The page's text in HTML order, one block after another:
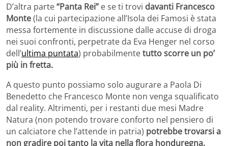
D’altra parte“Panta Rei” e se ti trovi davanti Francesco
Monte(la cui partecipazione all’Isola dei Famosi è stata
messa fortemente in discussione dalle accuse di droga
nei suoi confronti, perpetrate da Eva Henger nel corso
dell’ultima puntata) probabilmentetutto scorre un po’
più in fretta.
A questo punto possiamo solo augurare a Paola Di
Benedetto che Francesco Monte non venga squalificato
dal reality. Altrimenti, per i restanti due mesi Madre
Natura (non potendo trovare conforto nel pensiero di
un calciatore che l’attende in patria) potrebbe trovarsi a
non gradire poi tanto la vita nella flora honduregna,